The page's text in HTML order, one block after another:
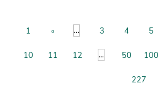
1 « ... 3 4 5
10 11 12 ... 50 100
227